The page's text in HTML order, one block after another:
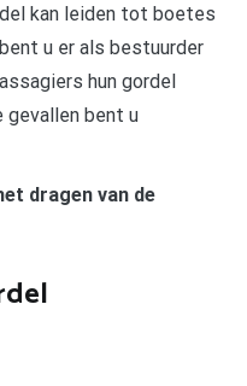
kan leiden tot boetes
u er als bestuurder
hun gordel
gevallen bent u
dragen van de